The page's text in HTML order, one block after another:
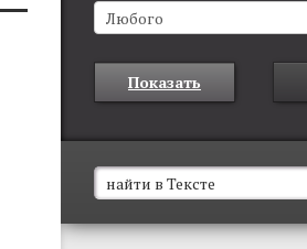
Показать